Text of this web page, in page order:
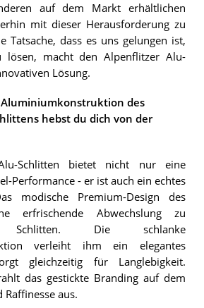
auf dem Markt erhältlichen
mit dieser Herausforderung zu
Tatsache, dass es uns gelungen ist,
lösen, macht den Alpenflitzer Alu-
Lösung.
des
hebst du dich von der
Schlitten bietet nicht nur eine
Performance - er ist auch ein echtes
modische Premium-Design des
erfrischende Abwechslung zu
Schlitten. Die schlanke
verleiht ihm ein elegantes
gleichzeitig für Langlebigkeit.
das gestickte Branding auf dem
Raffinesse aus.